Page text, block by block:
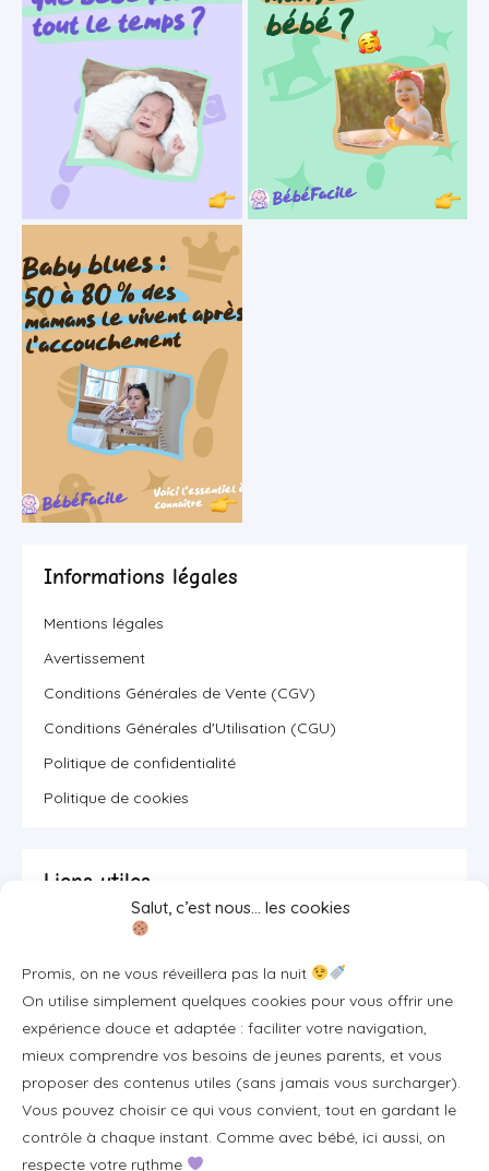
Salut, c’est nous… les cookies
Promis, on ne vous réveillera pas la nuit
On utilise simplement quelques cookies pour vous offrir une
expérience douce et adaptée : faciliter votre navigation,
mieux comprendre vos besoins de jeunes parents, et vous
proposer des contenus utiles (sans jamais vous surcharger).
Vous pouvez choisir ce qui vous convient, tout en gardant le
contrôle à chaque instant. Comme avec bébé, ici aussi, on
respecte votre rythme
Informations légales
Mentions légales
Avertissement
Conditions Générales de Vente (CGV)
Conditions Générales d'Utilisation (CGU)
Politique de confidentialité
Politique de cookies
Liens utiles
Se connecter/S'inscrire
FAQ / Livraison & accès
À propos
Plan du site
Tous les articles